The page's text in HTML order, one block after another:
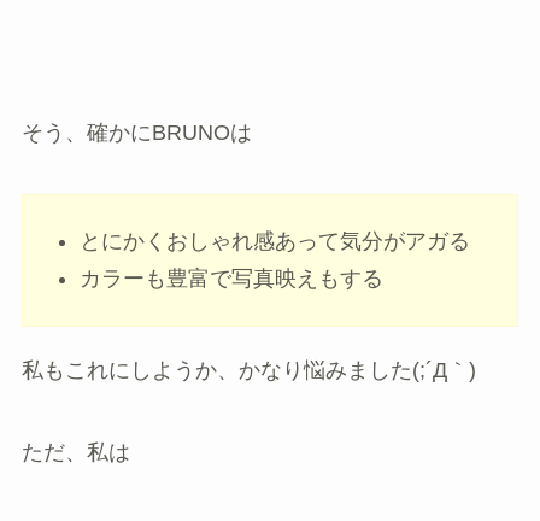
そう、確かにBRUNOは
とにかくおしゃれ感あって気分がアガる
カラーも豊富で写真映えもする
私もこれにしようか、かなり悩みました(;´Д｀)
ただ、私は